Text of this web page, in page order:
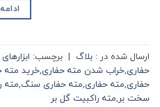
ادامه
ارسال شده در : بلاگ | برچسب:
حفاری,خراب شدن مته حفاری,خرید مته
حفاری,مته حفاری,مته حفاری سنگ,مته
سخت بر,مته راکبیت گل بر